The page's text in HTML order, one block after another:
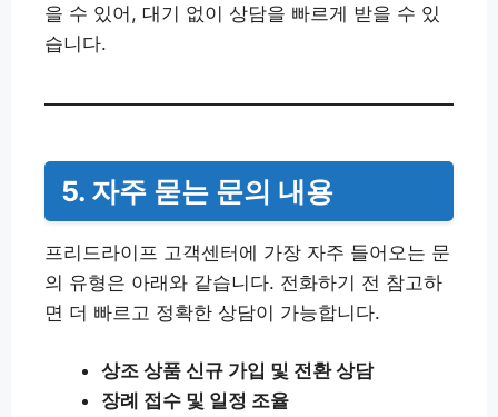
을 수 있어, 대기 없이 상담을 빠르게 받을 수 있
습니다.
5. 자주 묻는 문의 내용
프리드라이프 고객센터에 가장 자주 들어오는 문
의 유형은 아래와 같습니다. 전화하기 전 참고하
면 더 빠르고 정확한 상담이 가능합니다.
상조 상품 신규 가입 및 전환 상담
장례 접수 및 일정 조율